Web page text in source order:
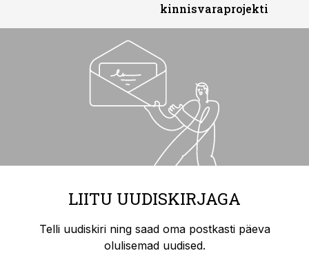
kinnisvaraprojekti
LIITU UUDISKIRJAGA
Telli uudiskiri ning saad oma postkasti päeva
olulisemad uudised.